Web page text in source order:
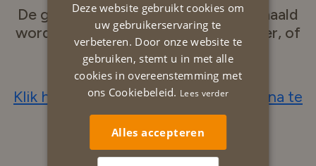
De gevraagde pagina kan niet opgehaald
worden. De pagina bestaat niet langer, of
is verplaatst
Klik hier om terug naar de hoofdpagina te
gaan
Deze website gebruikt cookies om
uw gebruikerservaring te
verbeteren. Door onze website te
gebruiken, stemt u in met alle
cookies in overeenstemming met
ons Cookiebeleid. Lees verder
Alles accepteren